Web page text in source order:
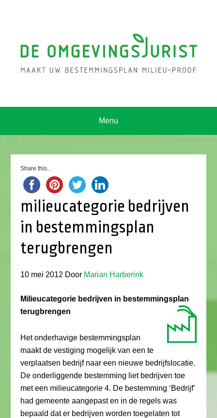
Menu
Share this...
milieucategorie bedrijven
in bestemmingsplan
terugbrengen
10 mei 2012 Door Marian Harberink
Milieucategorie bedrijven in bestemmingsplan
terugbrengen
Het onderhavige bestemmingsplan
maakt de vestiging mogelijk van een te
verplaatsen bedrijf naar een nieuwe bedrijfslocatie.
De onderliggende bestemming liet bedrijven toe
met een milieucategorie 4. De bestemming ‘Bedrijf’
had gemeente aangepast en in de regels was
bepaald dat er bedrijven worden toegelaten tot